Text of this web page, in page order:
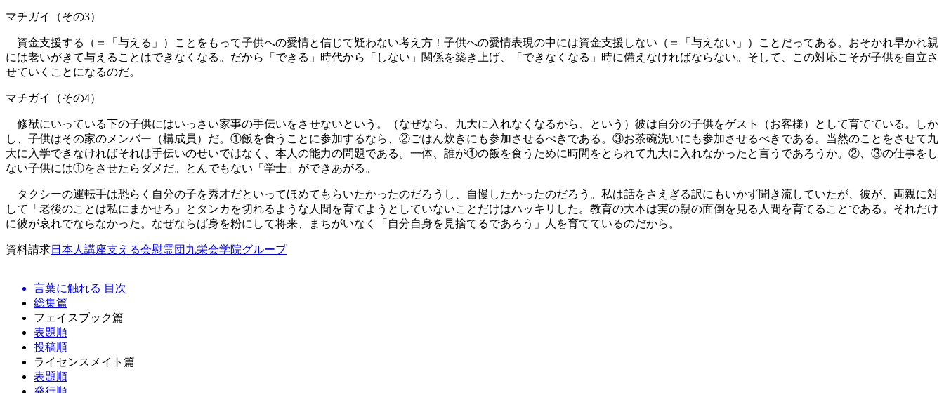
マチガイ（その3）
資金支援する（＝「与える」）ことをもって子供への愛情と信じて疑わない考え方！子供への愛情表現の中には資金支援しない（＝「与えない」）ことだってある。おそかれ早かれ親
には老いがきて与えることはできなくなる。だから「できる」時代から「しない」関係を築き上げ、「できなくなる」時に備えなければならない。そして、この対応こそが子供を自立さ
せていくことになるのだ。
マチガイ（その4）
修猷にいっている下の子供にはいっさい家事の手伝いをさせないという。（なぜなら、九大に入れなくなるから、という）彼は自分の子供をゲスト（お客様）として育てている。しか
し、子供はその家のメンバー（構成員）だ。①飯を食うことに参加するなら、②ごはん炊きにも参加させるべきである。③お茶碗洗いにも参加させるべきである。当然のことをさせて九
大に入学できなければそれは手伝いのせいではなく、本人の能力の問題である。一体、誰が①の飯を食うために時間をとられて九大に入れなかったと言うであろうか。②、③の仕事をし
ない子供には①をさせたらダメだ。とんでもない「学士」ができあがる。
タクシーの運転手は恐らく自分の子を秀才だといってほめてもらいたかったのだろうし、自慢したかったのだろう。私は話をさえぎる訳にもいかず聞き流していたが、彼が、両親に対
して「老後のことは私にまかせろ」とタンカを切れるような人間を育てようとしていないことだけはハッキリした。教育の大本は実の親の面倒を見る人間を育てることである。それだけ
に彼が哀れでならなかった。なぜならば身を粉にして将来、まちがいなく「自分自身を見捨てるであろう」人を育てているのだから。
資料請求日本人講座支える会慰霊団 九栄会学院グループ
言葉に触れる 目次
総集篇
フェイスブック篇
表題順
投稿順
ライセンスメイト篇
表題順